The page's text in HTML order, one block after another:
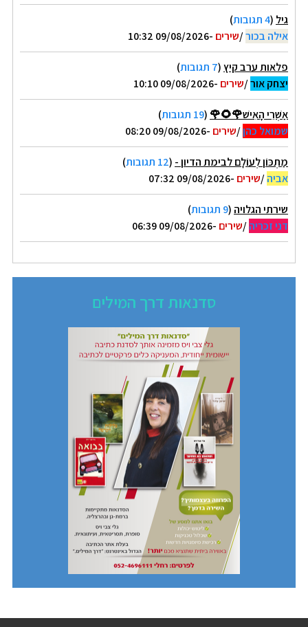
גיל (4 תגובות
)
אילה בכור/שירים -09/08/2026 10:32
פלאות ערב קיץ(7 תגובות
)
יצחק אור/שירים -09/08/2026 10:10
אַשְׁרֵי הָאִישׁ🌹🌻🌹 (19 תגובות
)
שמואל כהן/שירים -09/08/2026 08:20
מַתְכּוֹן לְעוֹלָם לבימת הדיון - (12 תגובות
)
אביה/שירים -09/08/2026 07:32
שירתי הגלויה (9 תגובות
)
דני זכריה/שירים -09/08/2026 06:39
סדנאות דרך המילים